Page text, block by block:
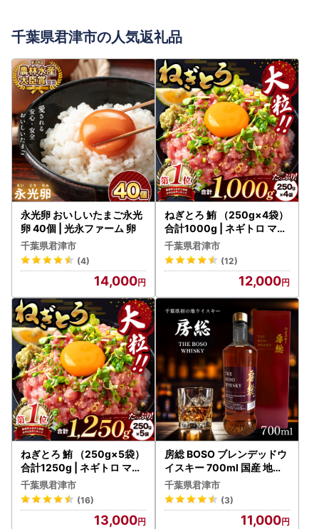
千葉県君津市の人気返礼品
永光卵 おいしいたまご永光
卵 40個 | 光永ファーム 卵
千葉県君津市
(4)
14,000
ねぎとろ 鮪 （250g×4袋）
合計1000g | ネギトロ マグ
ロ 清幸丸水産 君津市
千葉県君津市
(12)
12,000
ねぎとろ 鮪 （250g×5袋）
合計1250g | ネギトロ マグ
ロ 清幸丸水産 君津市
千葉県君津市
(16)
13,000
房総 BOSO ブレンデッドウ
イスキー 700ml 国産 地ウ
イスキー｜クラフト ハイボ
ール ロック 宅飲み 須藤本
家 ギフト 送料無料｜千葉県
千葉県君津市
(3)
11,000